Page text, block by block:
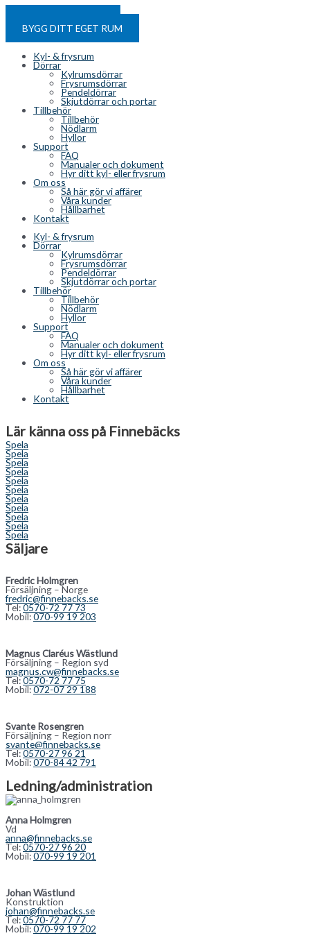
BYGG DITT EGET RUM
Kyl- & frysrum
Dörrar
Kylrumsdörrar
Frysrumsdörrar
Pendeldörrar
Skjutdörrar och portar
Tillbehör
Tillbehör
Nödlarm
Hyllor
Support
FAQ
Manualer och dokument
Hyr ditt kyl- eller frysrum
Om oss
Så här gör vi affärer
Våra kunder
Hållbarhet
Kontakt
Kyl- & frysrum
Dörrar
Kylrumsdörrar
Frysrumsdörrar
Pendeldörrar
Skjutdörrar och portar
Tillbehör
Tillbehör
Nödlarm
Hyllor
Support
FAQ
Manualer och dokument
Hyr ditt kyl- eller frysrum
Om oss
Så här gör vi affärer
Våra kunder
Hållbarhet
Kontakt
Lär känna oss på Finnebäcks
Spela
Spela
Spela
Spela
Spela
Spela
Spela
Spela
Spela
Spela
Spela
Säljare
Fredric Holmgren
Försäljning – Norge
fredric@finnebacks.se
Tel:0570-72 77 73
Mobil:070-99 19 203
Magnus Claréus Wästlund
Försäljning – Region syd
magnus.cw@finnebacks.se
Tel:0570-72 77 75
Mobil:072-07 29 188
Svante Rosengren
Försäljning – Region norr
svante@finnebacks.se
Tel:0570-27 96 21
Mobil:070-84 42 791
Ledning/administration
Anna Holmgren
Vd
anna@finnebacks.se
Tel:0570-27 96 20
Mobil:070-99 19 201
Johan Wästlund
Konstruktion
johan@finnebacks.se
Tel:0570-72 77 77
Mobil:070-99 19 202